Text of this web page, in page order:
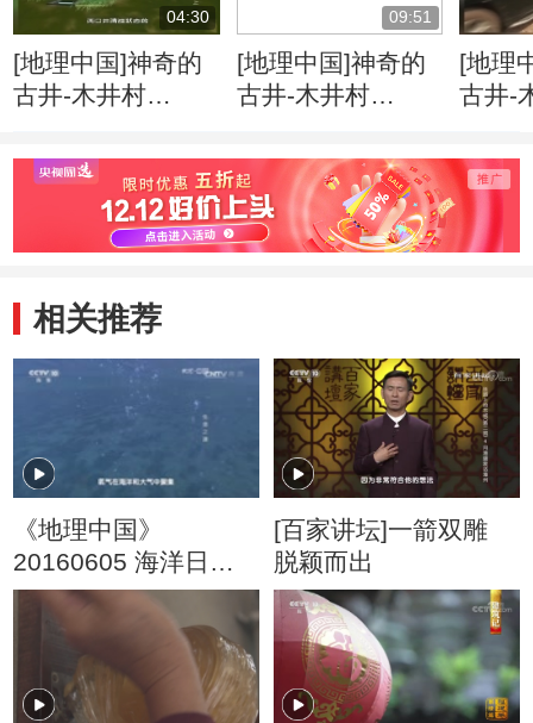
04:30
[地理中国]神奇的
古井-木井村
与救命井
09:51
[地理中国]神奇的
古井-木井村
的两口救命井
[地理
古井-
木水井
相关推荐
《地理中国》
20160605 海洋日特
别节目·生命之源
[百家讲坛]一箭双雕
脱颖而出